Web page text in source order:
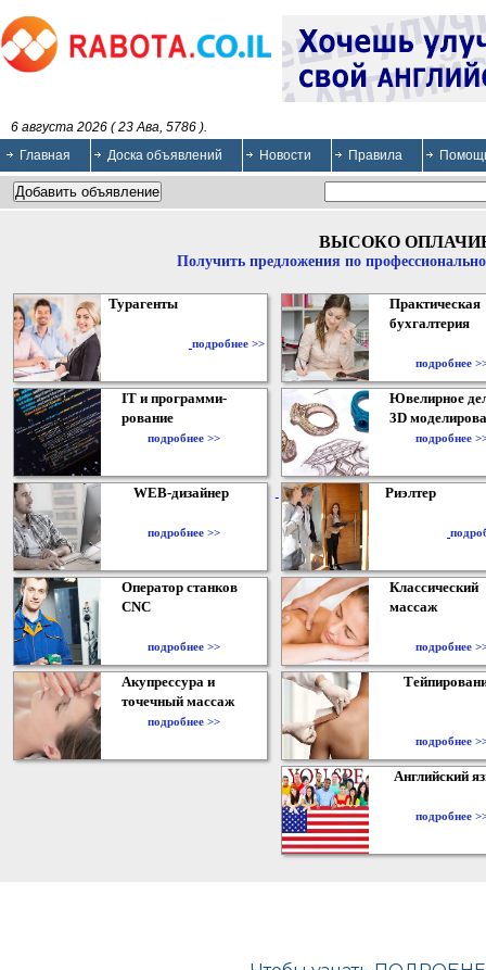
6 августа 2026 ( 23 Ава, 5786 ).
Главная
Доска объявлений Новости Правила
ВЫСОКО
Получить предложения по
Турагенты
подробнее >>
Практическая
бухгалтерия
подробнее
IT и программи-
рование
подробнее >>
Ювелирное
3D
подробнее
WEB-дизайнер
подробнее >>
Риэлтер
Оператор станков
CNC
подробнее >>
Классический
массаж
подробнее
Акупрессура и
точечный массаж
подробнее >>
подробнее
Английский
подробнее